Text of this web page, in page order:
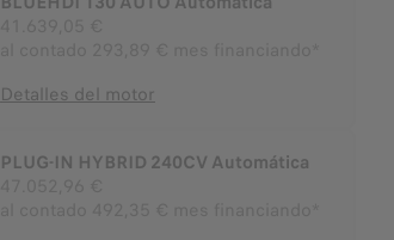
Detalles del motor
PLUG-IN HYBRID 240CV Automática